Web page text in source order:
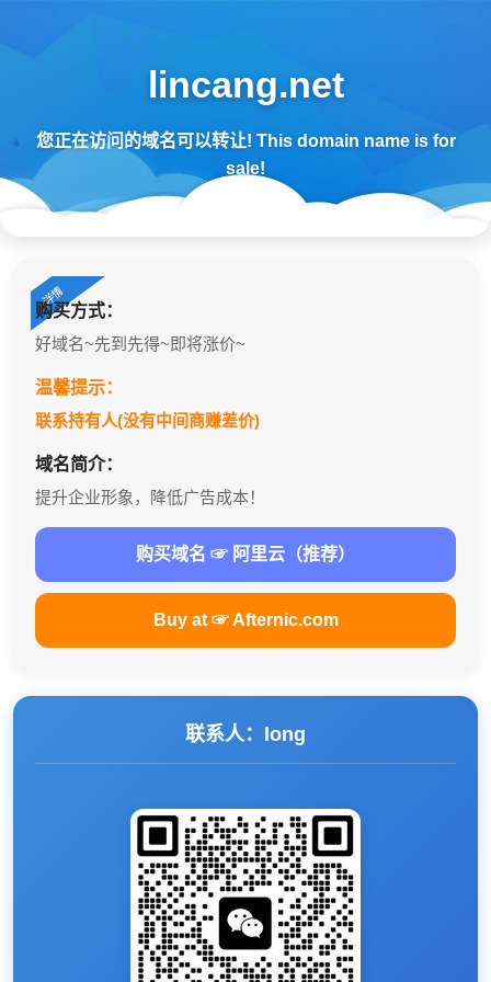
lincang.net
您正在访问的域名可以转让! This domain name is for
sale!
购买方式：
好域名~先到先得~即将涨价~
温馨提示：
联系持有人(没有中间商赚差价)
域名简介：
提升企业形象，降低广告成本！
购买域名 ☞ 阿里云（推荐）
Buy at ☞ Afternic.com
联系人：long